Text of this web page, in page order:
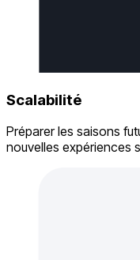
Scalabilité
Préparer les saisons
nouvelles expériences